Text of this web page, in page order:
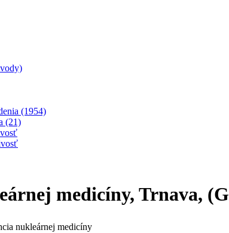
(1954)
(21)
medicíny, Trnava,
nukleárnej medicíny